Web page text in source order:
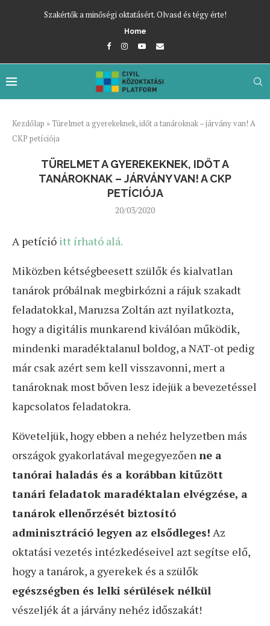
Szakértők a minőségi oktatásért. Olvasd és tégy érte!
Home
Kezdőlap »Türelmet a gyerekeknek, időt a tanároknak – járvány van! A
CKP petíciója
TÜRELMET A GYEREKEKNEK, IDŐT A
TANÁROKNAK – JÁRVÁNY VAN! A CKP
PETÍCIÓJA
20/03/2020
A petíció itt írható alá.
Miközben kétségbeesett szülők és kialvatlan
tanárok próbálnak megbirkózni a rájuk szakadt
feladatokkal, Maruzsa Zoltán azt nyilatkozta,
hogy a digitális munkarend kiválóan működik,
mindenki maradéktalanul boldog, a NAT-ot pedig
már csak azért sem kell visszavonni, mert a
tanároknak most bőven lesz idejük a bevezetéssel
kapcsolatos feladatokra.
Követeljük, hogy ebben a nehéz helyzetben más
országok gyakorlatával megegyezőenne a
tanórai haladás és a korábban kitűzött
tanári feladatok maradéktalan elvégzése, a
tanárok ellenőrzését biztosító
adminisztráció legyen az elsődleges! Az
oktatási vezetés intézkedéseivel azt segítse elő,
hogy a tanárok, a gyerekek és a szülők
egészségben és lelki sérülések nélkül
vészeljék át a járvány nehéz időszakát!